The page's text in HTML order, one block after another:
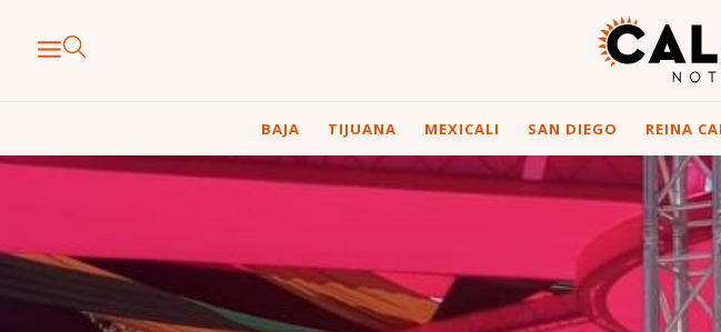
BAJA TIJUANA MEXICALI SAN DIEGO REINA